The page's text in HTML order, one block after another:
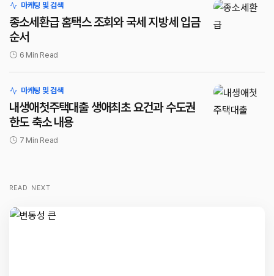
마케팅 및 검색
종소세환급 홈택스 조회와 국세 지방세 입금
순서
6 Min Read
마케팅 및 검색
내생애첫주택대출 생애최초 요건과 수도권
한도 축소 내용
7 Min Read
READ NEXT